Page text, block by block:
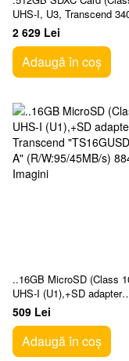
UHS-I, U3, Transcend
"TS512GSDC340S"
(R/W:160/90MB/s)
2 629 Lei
Adaugă în coș
..16GB MicroSD (Class
UHS-I (U1),+SD adapter
Transcend
(R/W:95/45MB/s)
509 Lei
Adaugă în coș